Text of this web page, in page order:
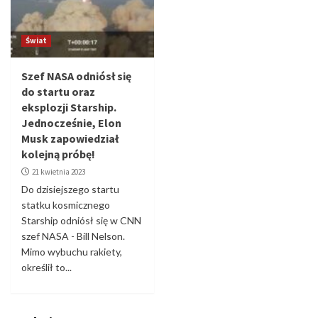
Świat
Szef NASA odniósł się
do startu oraz
eksplozji Starship.
Jednocześnie, Elon
Musk zapowiedział
kolejną próbę!
21 kwietnia 2023
Do dzisiejszego startu
statku kosmicznego
Starship odniósł się w CNN
szef NASA - Bill Nelson.
Mimo wybuchu rakiety,
określił to...